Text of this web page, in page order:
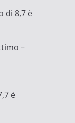
di 8,7 è
–
è